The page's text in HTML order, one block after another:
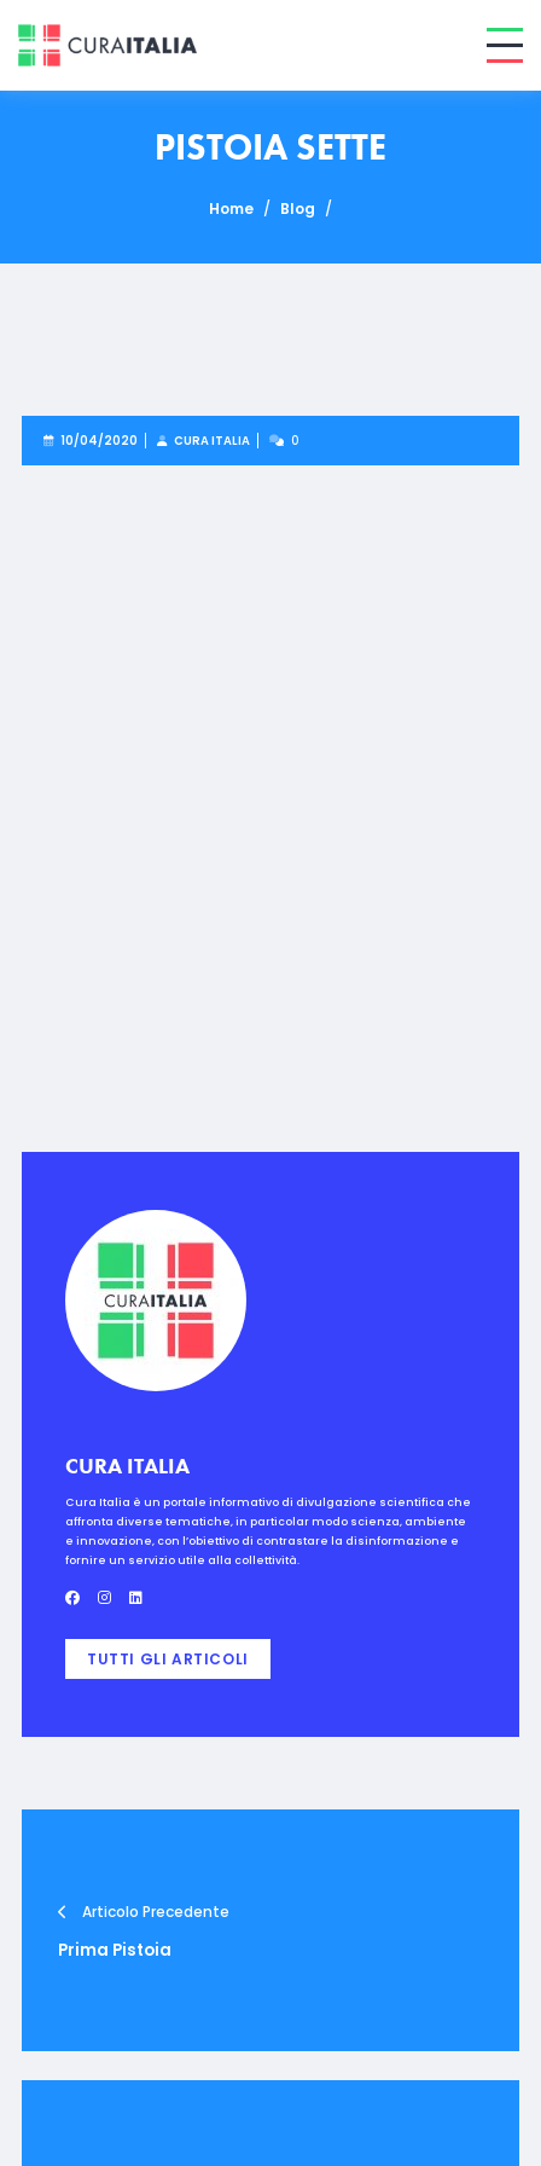
PISTOIA SETTE
Home / Blog /
10/04/2020 CURA ITALIA 0
CURA ITALIA
Cura Italia è un portale informativo di divulgazione scientifica che
affronta diverse tematiche, in particolar modo scienza, ambiente
e innovazione, con l’obiettivo di contrastare la disinformazione e
fornire un servizio utile alla collettività.
TUTTI GLI ARTICOLI
Articolo Precedente
Prima Pistoia